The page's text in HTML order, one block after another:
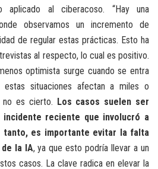
aplicado al ciberacoso. “Hay una
observamos un incremento de
de regular estas prácticas. Esto ha
al respecto, lo cual es positivo.
optimista surge cuando se entra
situaciones afectan a miles o
no es cierto. Los casos suelen ser
reciente que involucró a
es importante evitar la falta
la IA, ya que esto podría llevar a un
casos. La clave radica en elevar la